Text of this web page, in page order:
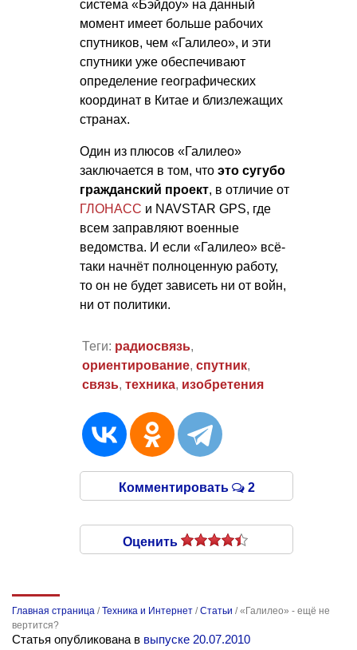
система «Бэйдоу» на данный
момент имеет больше рабочих
спутников, чем «Галилео», и эти
спутники уже обеспечивают
определение географических
координат в Китае и близлежащих
странах.
Один из плюсов «Галилео»
заключается в том, что это сугубо
гражданский проект, в отличие от
ГЛОНАСС и NAVSTAR GPS, где
всем заправляют военные
ведомства. И если «Галилео» всё-
таки начнёт полноценную работу,
то он не будет зависеть ни от войн,
ни от политики.
Теги: радиосвязь,
ориентирование, спутник,
связь, техника, изобретения
Комментировать 2
Оценить
Главная страница /Техника и Интернет /Статьи /«Галилео» - ещё не
вертится?
Статья опубликована в выпуске 20.07.2010